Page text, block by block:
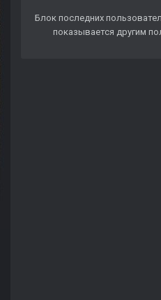
Блок последних
показывается другим